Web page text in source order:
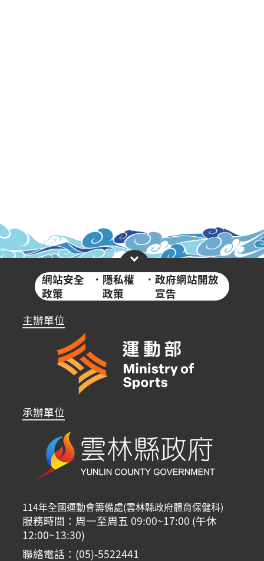
網站安全
政策
· 隱私權
政策
·政府網站開放
宣告
主辦單位
承辦單位
114年全國運動會籌備處(雲林縣政府體育保健科)
服務時間：周一至周五 09:00~17:00 (午休
12:00~13:30)
聯絡電話：(05)-5522441